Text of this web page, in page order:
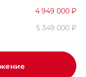
4 949 000 ₽
5 349 000 ₽